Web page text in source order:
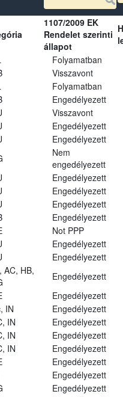
1107/2009 EK
Rendelet szerinti
állapot
Folyamatban
Visszavont
Folyamatban
Engedélyezett
Visszavont
Engedélyezett
Engedélyezett
Nem
engedélyezett
Engedélyezett
Engedélyezett
Engedélyezett
Engedélyezett
Not PPP
Engedélyezett
Engedélyezett
AC, HB,
Engedélyezett
Engedélyezett
IN Engedélyezett
IN Engedélyezett
IN Engedélyezett
IN Engedélyezett
Engedélyezett
Engedélyezett
Engedélyezett